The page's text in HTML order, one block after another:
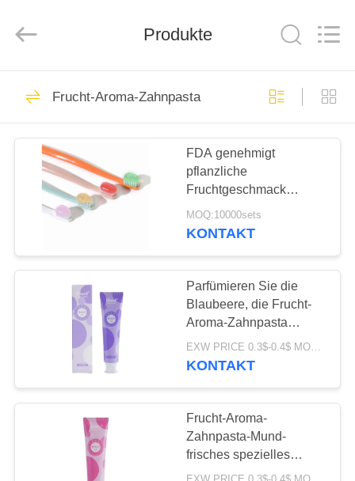
HAUS
PRODUKTE
VIDEOS
UNS
FABRIK-
AUSFLUG
QUALITÄTSKONTROLLE
TRETEN
CENTER.
Zahnpflege-
Zahnpasta
150
Zahnweißungs-
Zahnpasten
58
Frucht-Aroma-
Produkte
Frucht-Aroma-Zahnpasta
FDA genehmigt
pflanzliche
Fruchtgeschmack
Zahnbleiche Zahnpasta
für alle Altersgruppen
MOQ:10000sets
KONTAKT
Parfümieren Sie die
Blaubeere, die Frucht-
Aroma-Zahnpasta
Freshing-Atem 100G
weiß wird
EXW PRICE 0.3$-0.4$ MOQ:500pcs-30000pcs
KONTAKT
Frucht-Aroma-
Zahnpasta-Mund-
frisches spezielles
Parfüm ODM der